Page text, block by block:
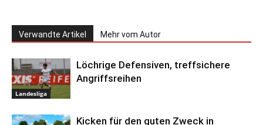
Verwandte Artikel Mehr vom Autor
Landesliga
Löchrige Defensiven, treffsichere
Angriffsreihen
Kicken für den guten Zweck in